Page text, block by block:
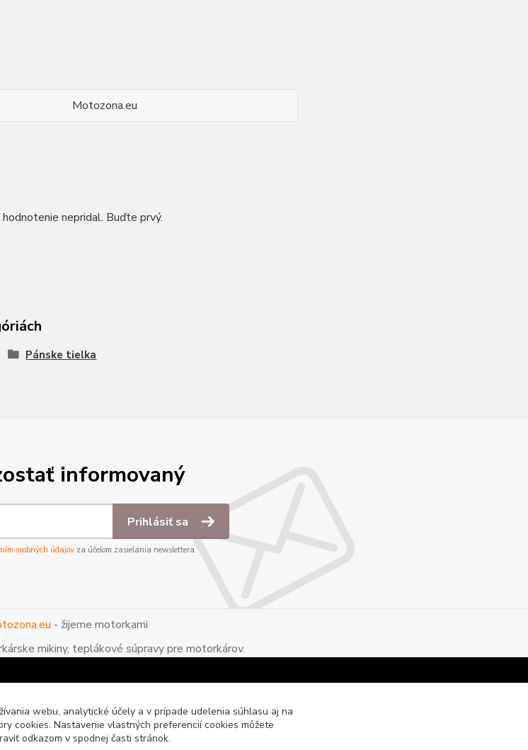
Motozona.eu
nepridal. Buďte prvý.
Pánske tielka
informovaný
Prihlásiť sa
osobných údajov za účelom zasielania newslettera.
- žijeme motorkami
mikiny, teplákové súpravy pre motorkárov.
webu, analytické účely a v prípade udelenia súhlasu aj na
cookies. Nastavenie vlastných preferencií cookies môžete
odkazom v spodnej časti stránok.